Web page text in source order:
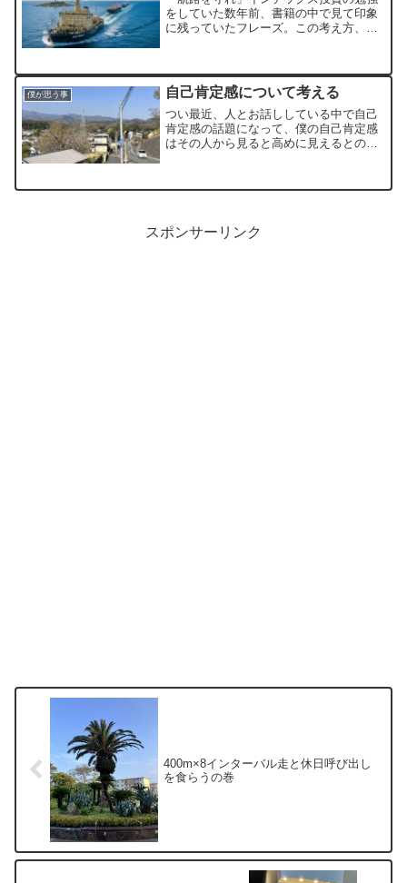
をしていた数年前、書籍の中で見て印象
に残っていたフレーズ。この考え方、別
生というか。決めたことをやり抜
く。・・・ただ、変化の激しいこ...
僕が思う事 自己肯定感について考える
つい最近、人とお話ししている中で自己
肯定感の話題になって、僕の自己肯定感
はその人から見ると高めに見えるとのこ
ば、自分が好きでいられるように暮らし
スポンサーリンク
400m×8インターバル走と休日呼び出し
を食らうの巻